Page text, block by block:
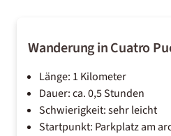
Wanderung in Cuatro
Länge: 1 Kilometer
Dauer: ca. 0,5 Stunden
Schwierigkeit: sehr leicht
Startpunkt: Parkplatz am